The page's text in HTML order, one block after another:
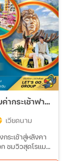
เวียดนามเหนือ ฮานอย ตามด๋าว ซาปา (รวมค่ากระเช้าฟานซิปัน)
เวียดนาม
ระเช้าสู่หลังคา
ชมวิวสุดโรแมน